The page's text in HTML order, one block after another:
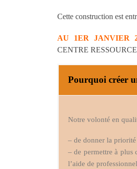
Cette construction est
AU 1ER JANVIER
CENTRE
Pourquoi créer
Notre volonté en
– de donner la
– de permettre à plus
l’aide de